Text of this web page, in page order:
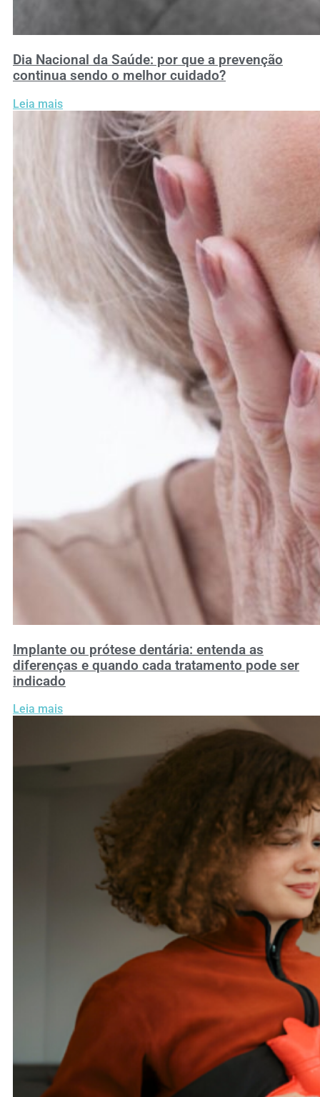
Dia Nacional da Saúde: por que a prevenção
continua sendo o melhor cuidado?
Leia mais
Implante ou prótese dentária: entenda as
diferenças e quando cada tratamento pode ser
indicado
Leia mais